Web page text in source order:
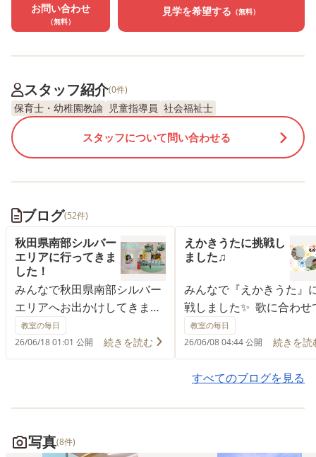
お問い合わせ
（無料）
見学を希望する （無料）
スタッフ紹介(0件)
保育士・幼稚園教諭 児童指導員 社会福祉士
スタッフについて問い合わせる
ブログ(52件)
秋田県南部シルバー
エリアに行ってきま
した！
みんなで秋田県南部シルバー
エリアへお出かけしてきまし
た😀 広い施設の中で体を動
かしたり、遊具で元気いっぱ
い遊んだりと、子ども達は終
という声もたくさん聞こえ、
楽しい思い出がまた一つ増え
ました🍀 お友達と順番を守
教室の毎日
26/06/18 01:01 公開 続きを読む
えかきうたに挑戦し
ました♫
みんなで『えかきうた』
戦しました✨ 歌に合わせ
や丸を描きながら、どん
が完成するのかワクワク
がら取り組む子ども達。
な表情で描く姿や、友だ
りなどたくさん見られま
教室の毎日
26/06/08 04:44 公開 続きを読
すべてのブログを見る
写真(8件)